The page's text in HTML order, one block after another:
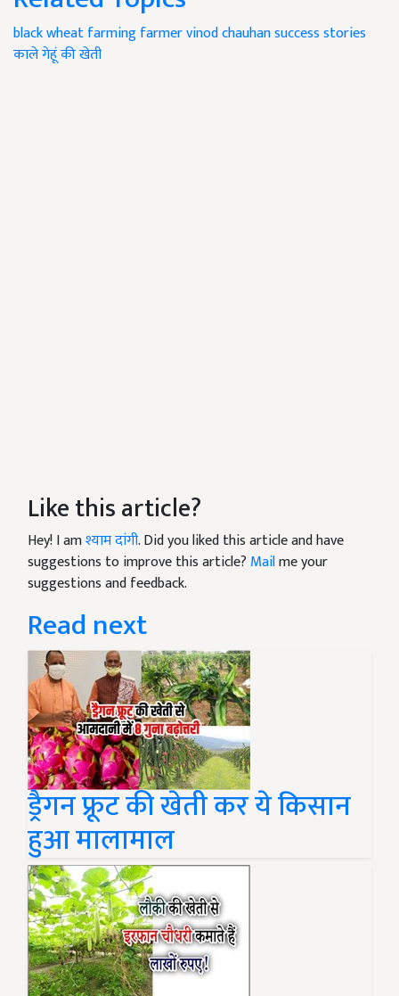
black wheat farmingfarmer vinod chauhansuccess stories
काले गेहूं की खेती
Like this article?
Hey! I amश्याम दांगी. Did you liked this article and have
suggestions to improve this article? Mailme your
suggestions and feedback.
Read next
ड्रैगन फ्रूट की खेती कर ये किसान
हुआ मालामाल